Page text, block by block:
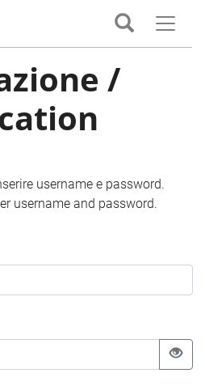
/
username e password.
username and password.